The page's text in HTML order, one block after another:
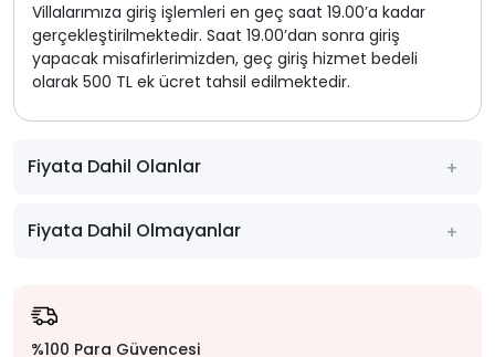
Villalarımıza giriş işlemleri en geç saat 19.00’a kadar
gerçekleştirilmektedir. Saat 19.00’dan sonra giriş
yapacak misafirlerimizden, geç giriş hizmet bedeli
olarak 500 TL ek ücret tahsil edilmektedir.
Fiyata Dahil Olanlar
Fiyata Dahil Olmayanlar
%100 Para Güvencesi